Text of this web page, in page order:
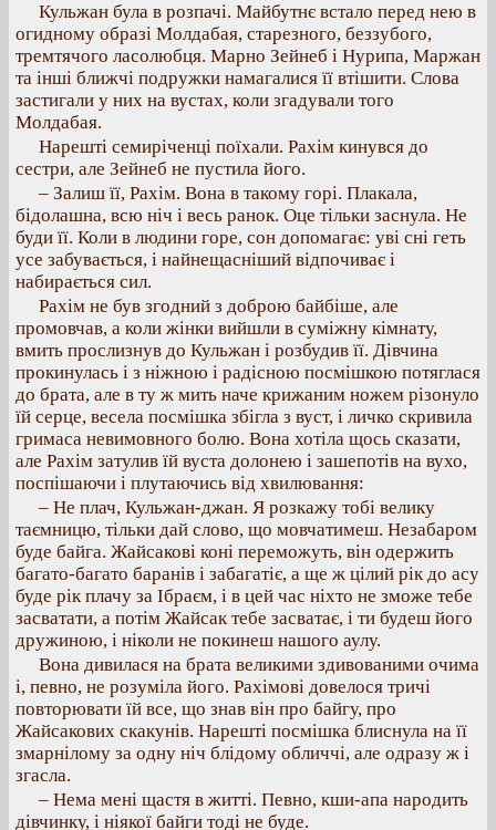
Кульжан була в розпачі. Майбутнє встало перед нею в
огидному образі Молдабая, старезного, беззубого,
тремтячого ласолюбця. Марно Зейнеб і Нурипа, Маржан
та інші ближчі подружки намагалися її втішити. Слова
застигали у них на вустах, коли згадували того
Молдабая.
Нарешті семиріченці поїхали. Рахім кинувся до
сестри, але Зейнеб не пустила його.
– Залиш її, Рахім. Вона в такому горі. Плакала,
бідолашна, всю ніч і весь ранок. Оце тільки заснула. Не
буди її. Коли в людини горе, сон допомагає: уві сні геть
усе забувається, і найнещасніший відпочиває і
набирається сил.
Рахім не був згодний з доброю байбіше, але
промовчав, а коли жінки вийшли в суміжну кімнату,
вмить прослизнув до Кульжан і розбудив її. Дівчина
прокинулась і з ніжною і радісною посмішкою потяглася
до брата, але в ту ж мить наче крижаним ножем різонуло
їй серце, весела посмішка збігла з вуст, і личко скривила
гримаса невимовного болю. Вона хотіла щось сказати,
але Рахім затулив їй вуста долонею і зашепотів на вухо,
поспішаючи і плутаючись від хвилювання:
– Не плач, Кульжан-джан. Я розкажу тобі велику
таємницю, тільки дай слово, що мовчатимеш. Незабаром
буде байга. Жайсакові коні переможуть, він одержить
багато-багато баранів і забагатіє, а ще ж цілий рік до асу
буде рік плачу за Ібраєм, і в цей час ніхто не зможе тебе
засватати, а потім Жайсак тебе засватає, і ти будеш його
дружиною, і ніколи не покинеш нашого аулу.
Вона дивилася на брата великими здивованими очима
і, певно, не розуміла його. Рахімові довелося тричі
повторювати їй все, що знав він про байгу, про
Жайсакових скакунів. Нарешті посмішка блиснула на її
змарнілому за одну ніч блідому обличчі, але одразу ж і
згасла.
– Нема мені щастя в житті. Певно, кши-апа народить
дівчинку, і ніякої байги тоді не буде.